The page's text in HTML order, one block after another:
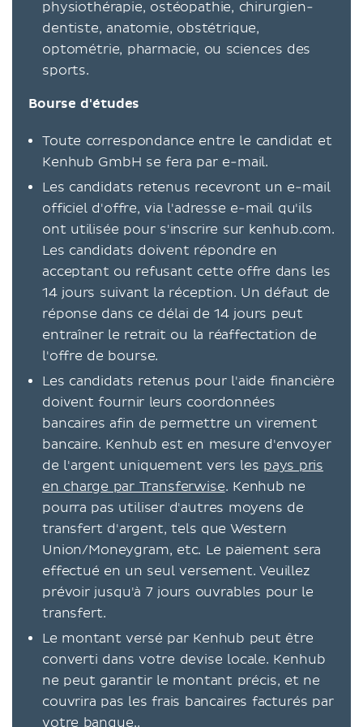
physiothérapie, ostéopathie, chirurgien-
dentiste, anatomie, obstétrique,
optométrie, pharmacie, ou sciences des
sports.
Bourse d'études
Toute correspondance entre le candidat et
Kenhub GmbH se fera par e-mail.
Les candidats retenus recevront un e-mail
officiel d'offre, via l'adresse e-mail qu'ils
ont utilisée pour s'inscrire sur kenhub.com.
Les candidats doivent répondre en
acceptant ou refusant cette offre dans les
14 jours suivant la réception. Un défaut de
réponse dans ce délai de 14 jours peut
entraîner le retrait ou la réaffectation de
l'offre de bourse.
Les candidats retenus pour l'aide financière
doivent fournir leurs coordonnées
bancaires afin de permettre un virement
bancaire. Kenhub est en mesure d'envoyer
de l'argent uniquement vers les pays pris
en charge par Transferwise. Kenhub ne
pourra pas utiliser d'autres moyens de
transfert d'argent, tels que Western
Union/Moneygram, etc. Le paiement sera
effectué en un seul versement. Veuillez
prévoir jusqu'à 7 jours ouvrables pour le
transfert.
Le montant versé par Kenhub peut être
converti dans votre devise locale. Kenhub
ne peut garantir le montant précis, et ne
couvrira pas les frais bancaires facturés par
votre banque..